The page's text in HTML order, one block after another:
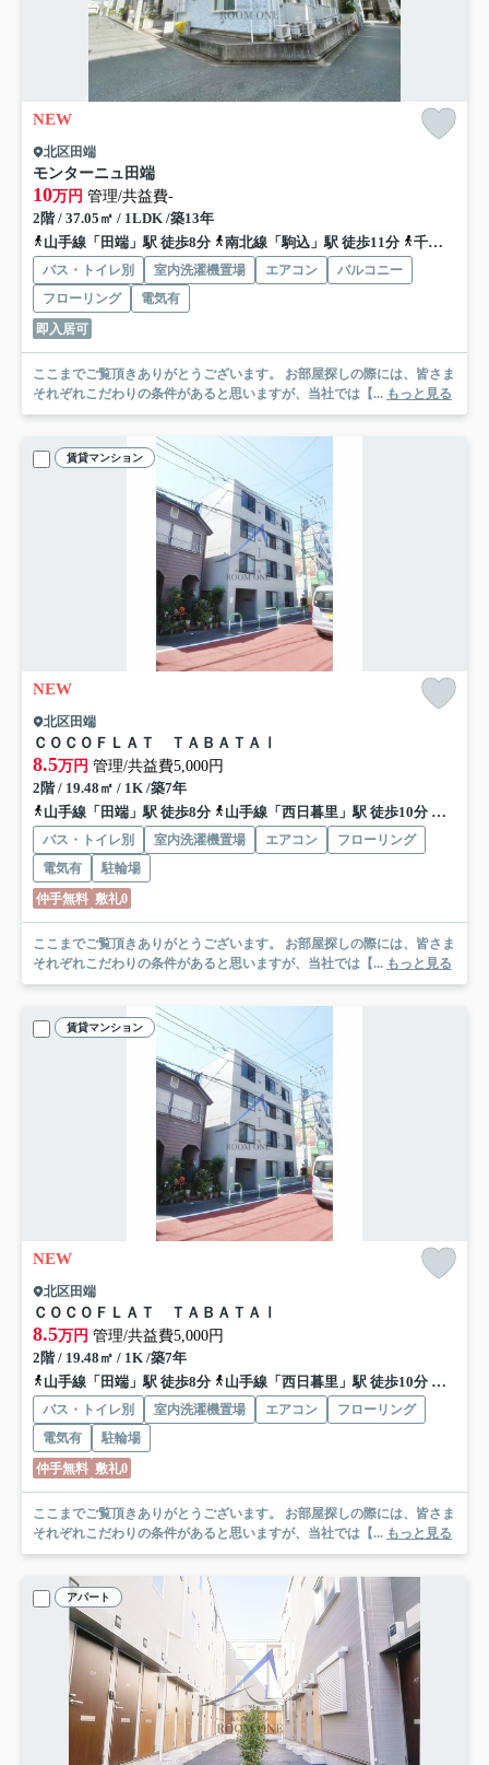
NEW
北区田端
モンターニュ田端
10万円 管理/共益費-
2階 / 37.05㎡ / 1LDK /築13年
山手線「田端」駅 徒歩8分
南北線「駒込」駅 徒歩11分 千代田線「西日暮里」駅 徒歩12分
バス・トイレ別 室内洗濯機置場 エアコン
バルコニー
フローリング
電気有
即入居可
ここまでご覧頂きありがとうございます。 お部屋探しの際には、皆さま
それぞれこだわりの条件があると思いますが、当社では【... もっと見る
賃貸マンション
NEW
北区田端
ＣＯＣＯＦＬＡＴ ＴＡＢＡＴＡⅠ
8.5万円 管理/共益費5,000円
2階 / 19.48㎡ / 1K /築7年
山手線「田端」駅 徒歩8分
山手線「西日暮里」駅 徒歩10分 千代田
バス・トイレ別 室内洗濯機置場 エアコン
フローリング
電気有
駐輪場
仲手無料 敷礼0
ここまでご覧頂きありがとうございます。 お部屋探しの際には、皆さま
それぞれこだわりの条件があると思いますが、当社では【... もっと見る
賃貸マンション
NEW
北区田端
ＣＯＣＯＦＬＡＴ ＴＡＢＡＴＡⅠ
8.5万円 管理/共益費5,000円
2階 / 19.48㎡ / 1K /築7年
山手線「田端」駅 徒歩8分
山手線「西日暮里」駅 徒歩10分 千代田
バス・トイレ別 室内洗濯機置場 エアコン
フローリング
電気有
駐輪場
仲手無料 敷礼0
ここまでご覧頂きありがとうございます。 お部屋探しの際には、皆さま
それぞれこだわりの条件があると思いますが、当社では【... もっと見る
アパート